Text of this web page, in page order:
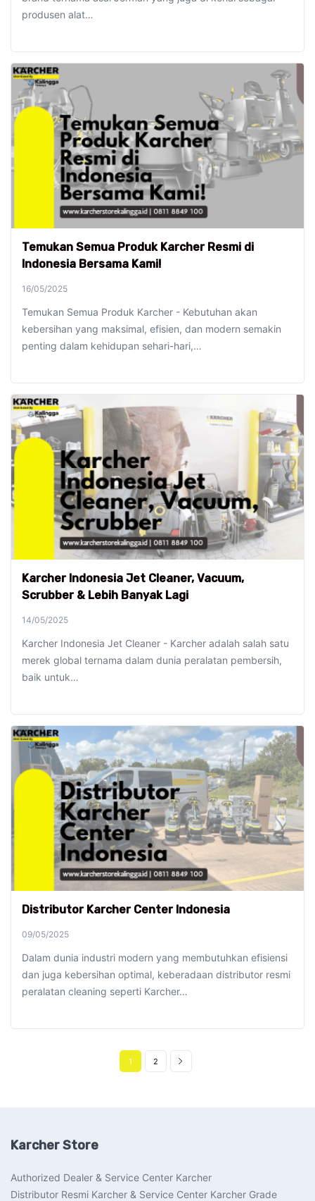
produsen alat…
Temukan Semua Produk Karcher Resmi di
Indonesia Bersama Kami!
16/05/2025
Temukan Semua Produk Karcher - Kebutuhan akan
kebersihan yang maksimal, efisien, dan modern semakin
penting dalam kehidupan sehari-hari,…
Karcher Indonesia Jet Cleaner, Vacuum,
Scrubber & Lebih Banyak Lagi
14/05/2025
Karcher Indonesia Jet Cleaner - Karcher adalah salah satu
merek global ternama dalam dunia peralatan pembersih,
baik untuk…
Distributor Karcher Center Indonesia
09/05/2025
Dalam dunia industri modern yang membutuhkan efisiensi
dan juga kebersihan optimal, keberadaan distributor resmi
peralatan cleaning seperti Karcher…
1 2
Karcher Store
Authorized Dealer & Service Center Karcher
Distributor Resmi Karcher & Service Center Karcher Grade